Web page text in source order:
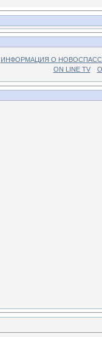
ИНФОРМАЦИЯ О
ON LINE TV